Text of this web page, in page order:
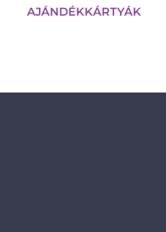
AJÁNDÉKKÁRTYÁK